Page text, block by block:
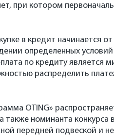
при котором
в кредит начинается
определенных
по кредиту является
распределить
OTING»
номинанта конкурса
передней подвеской и